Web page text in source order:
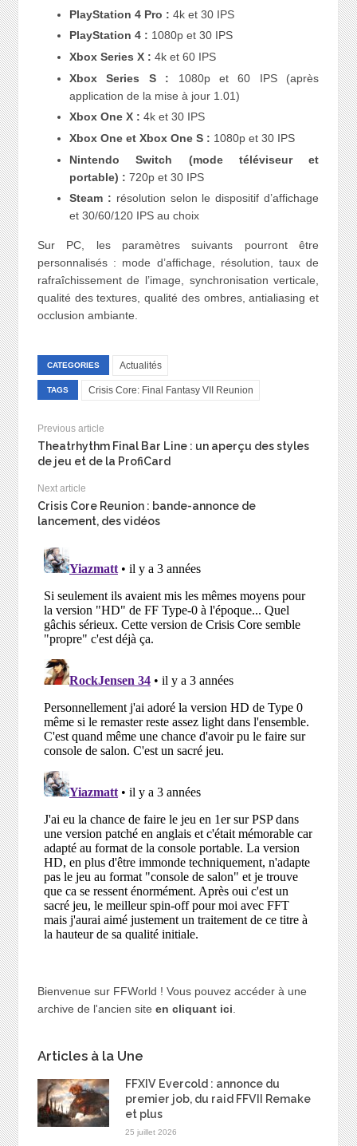
PlayStation 4 Pro : 4k et 30 IPS
PlayStation 4 : 1080p et 30 IPS
Xbox Series X : 4k et 60 IPS
Xbox Series S : 1080p et 60 IPS (après
application de la mise à jour 1.01)
Xbox One X : 4k et 30 IPS
Xbox One et Xbox One S : 1080p et 30 IPS
Nintendo Switch (mode téléviseur et
portable) : 720p et 30 IPS
Steam : résolution selon le dispositif d’affichage
et 30/60/120 IPS au choix
Sur PC, les paramètres suivants pourront être
personnalisés : mode d’affichage, résolution, taux de
rafraîchissement de l’image, synchronisation verticale,
qualité des textures, qualité des ombres, antialiasing et
occlusion ambiante.
CATEGORIES Actualités
TAGS Crisis Core: Final Fantasy VII Reunion
Previous article
Theatrhythm Final Bar Line : un aperçu des styles
de jeu et de la ProfiCard
Next article
Crisis Core Reunion : bande-annonce de
lancement, des vidéos
Bienvenue sur FFWorld ! Vous pouvez accéder à une
archive de l'ancien site en cliquant ici
Articles à la Une
FFXIV Evercold : annonce du
premier job, du raid FFVII Remake
et plus
25 juillet 2026